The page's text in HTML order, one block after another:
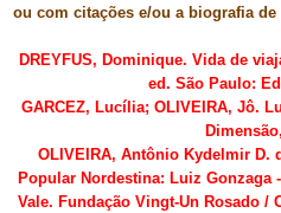
ou com citações e/ou a biografia de
DREYFUS, Dominique. Vida de
ed. São Paulo:
GARCEZ, Lucília; OLIVEIRA, Jô.
OLIVEIRA, Antônio Kydelmir D.
Popular Nordestina: Luiz Gonzaga
Vale. Fundação Vingt-Un Rosado /